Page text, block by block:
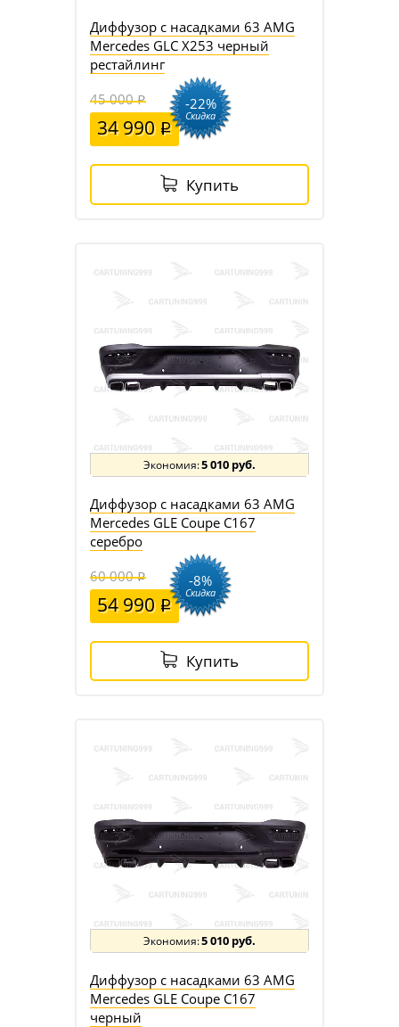
Диффузор с насадками 63 AMG
Mercedes GLC X253 черный
рестайлинг
45 000
34 990
-22%
Скидка
Купить
5 010 руб.
Диффузор с насадками 63 AMG
Mercedes GLE Coupe C167
серебро
60 000
54 990
-8%
Скидка
Купить
5 010 руб.
Диффузор с насадками 63 AMG
Mercedes GLE Coupe C167
черный